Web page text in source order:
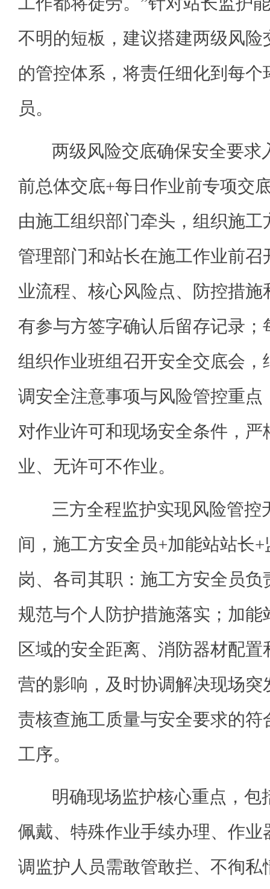
不明的短板，建议搭建两级风险
的管控体系，将责任细化到每
员。
两级风险交底确保安全要求
前总体交底+每日作业前专项交
由施工组织部门牵头，组织施
管理部门和站长在施工作业前
业流程、核心风险点、防控措
有参与方签字确认后留存记录；
组织作业班组召开安全交底会，
调安全注意事项与风险管控重点
对作业许可和现场安全条件，严
业、无许可不作业。
三方全程监护实现风险管控
间，施工方安全员+加能站站长
岗、各司其职：施工方安全员
规范与个人防护措施落实；加能
区域的安全距离、消防器材配
营的影响，及时协调解决现场突
责核查施工质量与安全要求的符
工序。
明确现场监护核心重点，包
佩戴、特殊作业手续办理、作业
调监护人员需敢管敢拦、不徇私